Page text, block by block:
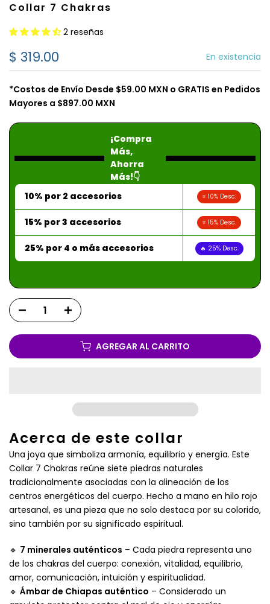
Collar 7 Chakras
2 reseñas
$ 319.00 En existencia
*Costos de Envío Desde $59.00 MXN o GRATIS en Pedidos
Mayores a $897.00 MXN
¡Compra
Más,
Ahorra
Más!👇
10% por 2 accesorios
⭐ 10% Desc.
15% por 3 accesorios ⭐ 15% Desc.
25% por 4 o más accesorios 🔥 25% Desc.
AGREGAR AL CARRITO
Acerca de este collar
Una joya que simboliza armonía, equilibrio y energía. Este
Collar 7 Chakras reúne siete piedras naturales
tradicionalmente asociadas con la alineación de los
centros energéticos del cuerpo. Hecho a mano en hilo rojo
artesanal, es una pieza que no solo destaca por su colorido,
sino también por su significado espiritual.
🔹 7 minerales auténticos – Cada piedra representa uno
de los chakras del cuerpo: conexión, vitalidad, equilibrio,
amor, comunicación, intuición y espiritualidad.
🔹 Ámbar de Chiapas auténtico – Considerado un